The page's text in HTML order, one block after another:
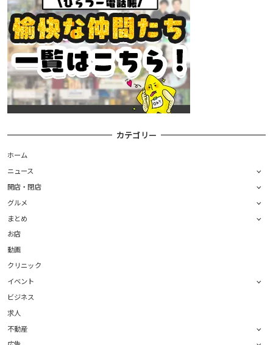
カテゴリー
ホーム
ニュース
開店・閉店
グルメ
まとめ
お店
動画
クリニック
イベント
ビジネス
求人
不動産